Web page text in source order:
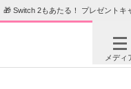
🎁 Switch 2もあたる！ プレゼントキ
メディ